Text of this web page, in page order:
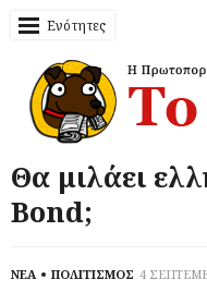
Ενότητες
Θα μιλάει
Bond;
ΝΕΑ ΠΟΛΙΤΙΣΜΟΣ 4